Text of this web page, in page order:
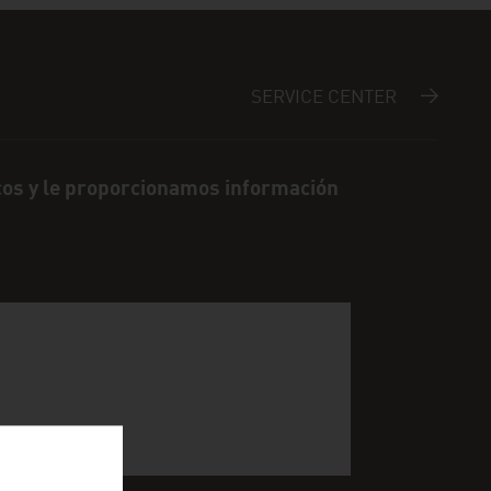
SERVICE CENTER
y le proporcionamos información